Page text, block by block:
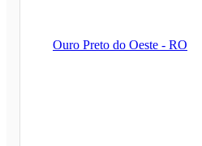
Ouro Preto do Oeste - RO